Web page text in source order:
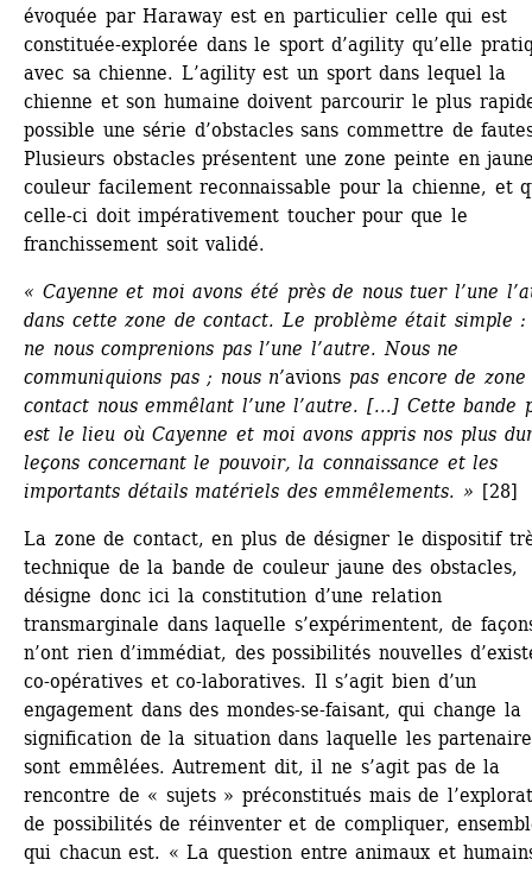
évoquée par Haraway est en particulier celle qui est
constituée-explorée dans le sport d’agility qu’elle
avec sa chienne. L’agility est un sport dans lequel la
chienne et son humaine doivent parcourir le plus
possible une série d’obstacles sans commettre de
Plusieurs obstacles présentent une zone peinte en
couleur facilement reconnaissable pour la chienne, et
celle-ci doit impérativement toucher pour que le
franchissement soit validé.
« Cayenne et moi avons été près de nous tuer l’une
dans cette zone de contact. Le problème était simple :
ne nous comprenions pas l’une l’autre. Nous ne
communiquions pas ; nous n’avions pas encore de zone
contact nous emmêlant l’une l’autre. [...] Cette bande
est le lieu où Cayenne et moi avons appris nos plus
leçons concernant le pouvoir, la connaissance et les
importants détails matériels des emmêlements. » [28]
La zone de contact, en plus de désigner le dispositif
technique de la bande de couleur jaune des obstacles,
désigne donc ici la constitution d’une relation
transmarginale dans laquelle s’expérimentent, de
n’ont rien d’immédiat, des possibilités nouvelles
co-opératives et co-laboratives. Il s’agit bien d’un
engagement dans des mondes-se-faisant, qui change la
signification de la situation dans laquelle les
sont emmêlées. Autrement dit, il ne s’agit pas de la
rencontre de « sujets » préconstitués mais de
de possibilités de réinventer et de compliquer,
qui chacun est. « La question entre animaux et